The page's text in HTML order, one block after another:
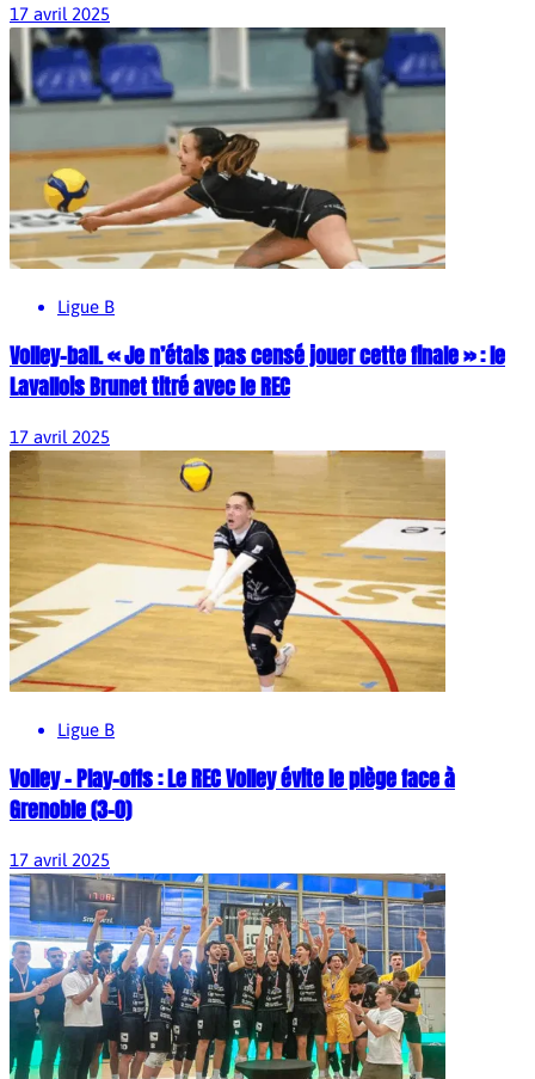
17 avril 2025
Ligue B
Volley-ball. « Je n’étais pas censé jouer cette finale » : le
Lavallois Brunet titré avec le REC
17 avril 2025
Ligue B
Volley – Play-offs : Le REC Volley évite le piège face à
Grenoble (3-0)
17 avril 2025